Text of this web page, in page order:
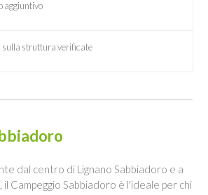
aggiuntivo
sulla struttura verificate
dal centro di Lignano Sabbiadoro e a
il Campeggio Sabbiadoro è l'ideale per chi